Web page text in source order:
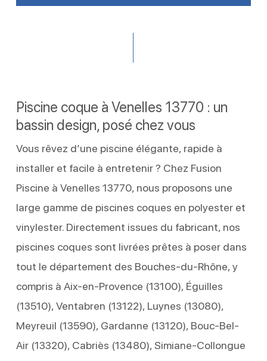
Piscine coque à Venelles 13770 : un
bassin design, posé chez vous
Vous rêvez d’une piscine élégante, rapide à
installer et facile à entretenir ? Chez Fusion
Piscine à Venelles 13770, nous proposons une
large gamme de piscines coques en polyester et
vinylester. Directement issues du fabricant, nos
piscines coques sont livrées prêtes à poser dans
tout le département des Bouches-du-Rhône, y
compris à Aix-en-Provence (13100), Éguilles
(13510), Ventabren (13122), Luynes (13080),
Meyreuil (13590), Gardanne (13120), Bouc-Bel-
Air (13320), Cabriès (13480), Simiane-Collongue